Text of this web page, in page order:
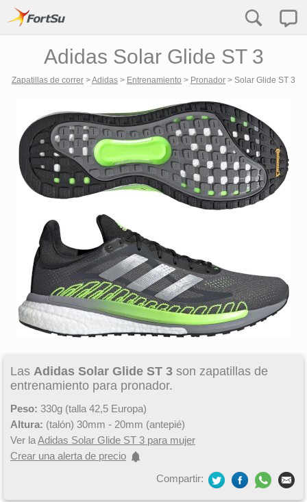
Adidas Solar Glide ST 3
Zapatillas de correr >Adidas > Entrenamiento > Pronador > Solar Glide ST 3
Las Adidas Solar Glide ST 3 son zapatillas de
entrenamiento para pronador.
Peso: 330g (talla 42,5 Europa)
Altura: (talón) 30mm - 20mm (antepié)
Ver laAdidas Solar Glide ST 3 para mujer
Crear una alerta de precio
Compartir: